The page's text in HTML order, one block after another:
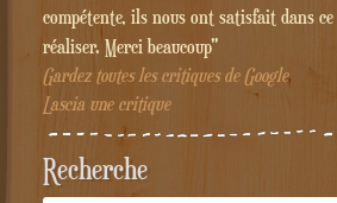
compétente, ils nous ont satisfait dans
réaliser. Merci beaucoup"
Gardez toutes les critiques de Google
Lascia une critique
Recherche